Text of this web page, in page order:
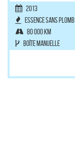
2013
Essence sans plomb
80 000 km
Boîte manuelle